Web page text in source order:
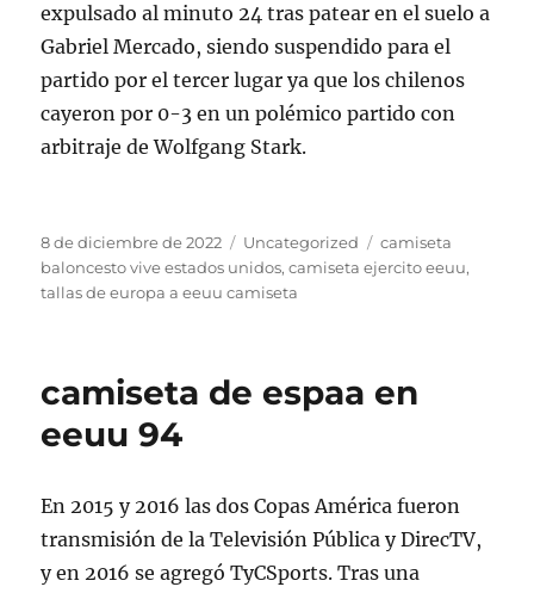
expulsado al minuto 24 tras patear en el suelo a
Gabriel Mercado, siendo suspendido para el
partido por el tercer lugar ya que los chilenos
cayeron por 0-3 en un polémico partido con
arbitraje de Wolfgang Stark.
Publicado
el
8 de diciembre de 2022 Categorías
Uncategorized Etiquetas
camiseta
baloncesto vive estados unidos,camiseta ejercito eeuu,
tallas de europa a eeuu camiseta
camiseta de espaa en
eeuu 94
En 2015 y 2016 las dos Copas América fueron
transmisión de la Televisión Pública y DirecTV,
y en 2016 se agregó TyCSports. Tras una